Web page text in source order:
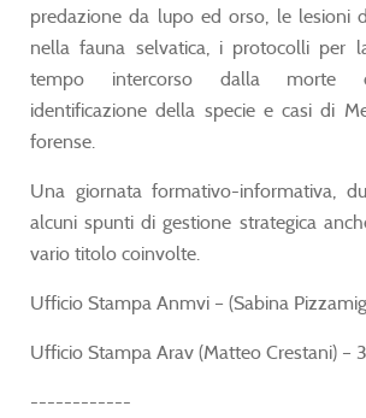
predazione da lupo ed orso, le lesioni
nella fauna selvatica, i protocolli per
tempo intercorso dalla morte
identificazione della specie e casi di
forense.
Una giornata formativo-informativa,
alcuni spunti di gestione strategica
vario titolo coinvolte.
Ufficio Stampa Anmvi – (Sabina
Ufficio Stampa Arav (Matteo Crestani) –
------------